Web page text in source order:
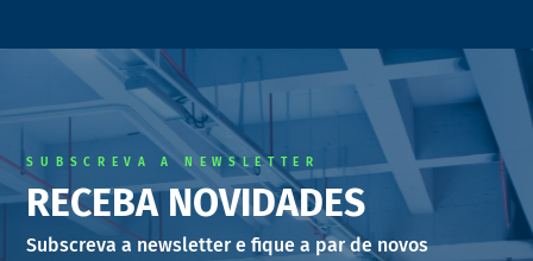
SUBSCREVA A NEWSLETTER
RECEBA NOVIDADES
Subscreva a newsletter e fique a par de novos